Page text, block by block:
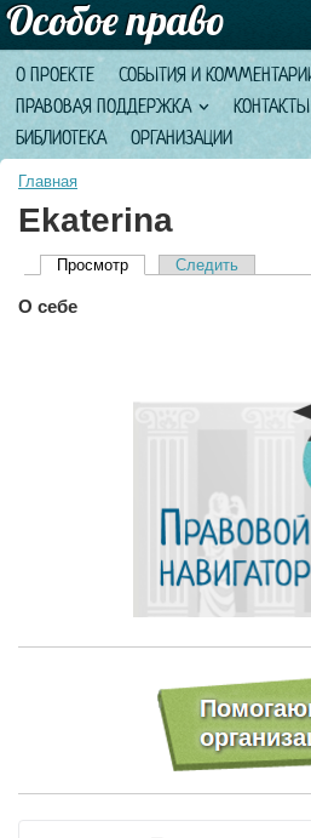
О ПРОЕКТЕ
СОБЫТИЯ И
ПРАВОВАЯ ПОДДЕРЖКА
КОНТАКТЫ
БИБЛИОТЕКА
ОРГАНИЗАЦИИ
Главная
Ekaterina
Главные вкладки
Просмотр (активная вкладка)
Следить
О себе